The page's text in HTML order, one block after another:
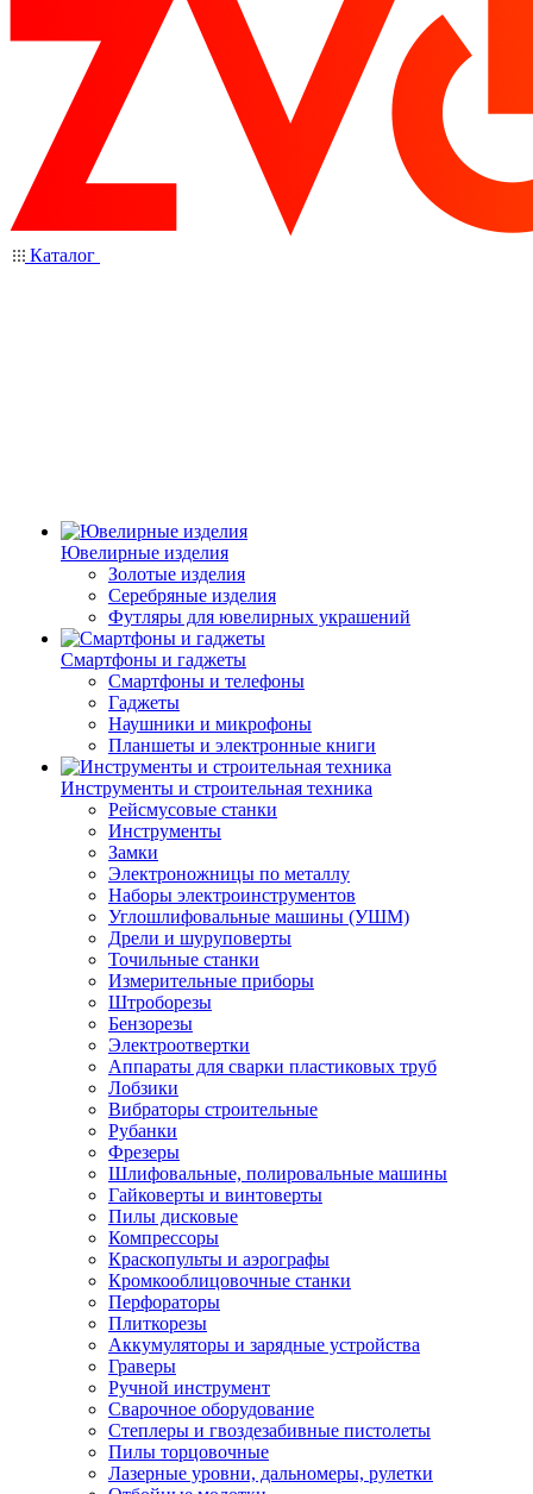
Каталог
Ювелирные изделия
Золотые изделия
Серебряные изделия
Футляры для ювелирных украшений
Смартфоны и гаджеты
Смартфоны и телефоны
Гаджеты
Наушники и микрофоны
Планшеты и электронные книги
Инструменты и строительная техника
Рейсмусовые станки
Инструменты
Замки
Электроножницы по металлу
Наборы электроинструментов
Углошлифовальные машины (УШМ)
Дрели и шуруповерты
Точильные станки
Измерительные приборы
Штроборезы
Бензорезы
Электроотвертки
Аппараты для сварки пластиковых труб
Лобзики
Вибраторы строительные
Рубанки
Фрезеры
Шлифовальные, полировальные машины
Гайковерты и винтоверты
Пилы дисковые
Компрессоры
Краскопульты и аэрографы
Кромкооблицовочные станки
Перфораторы
Плиткорезы
Аккумуляторы и зарядные устройства
Граверы
Ручной инструмент
Сварочное оборудование
Степлеры и гвоздезабивные пистолеты
Пилы торцовочные
Лазерные уровни, дальномеры, рулетки